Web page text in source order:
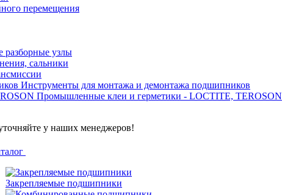
перемещения
узлы
сальники
Инструменты для монтажа и демонтажа подшипников
Промышленные клеи и герметики - LOCTITE, TEROSON
у наших менеджеров!
Закрепляемые подшипники